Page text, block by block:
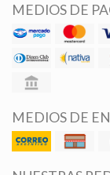
MEDIOS DE
MEDIOS DE